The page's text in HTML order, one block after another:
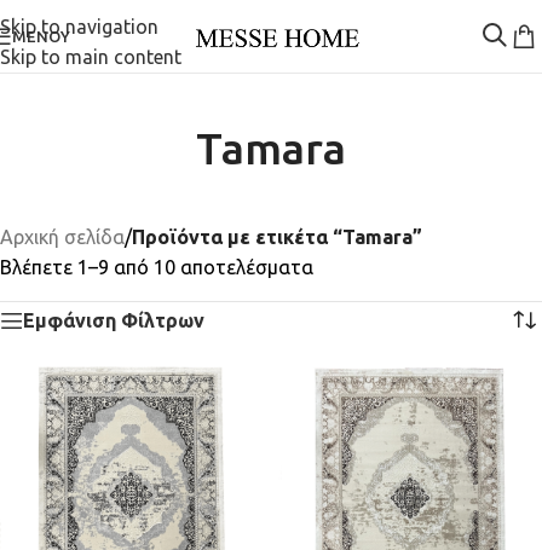
Skip to navigation
Skip to main content
ΜΕΝΟΎ
Tamara
Αρχική σελίδα/Προϊόντα με ετικέτα “Tamara”
Βλέπετε 1–9 από 10 αποτελέσματα
Εμφάνιση Φίλτρων